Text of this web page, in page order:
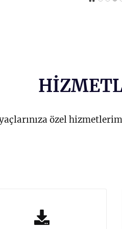
özel